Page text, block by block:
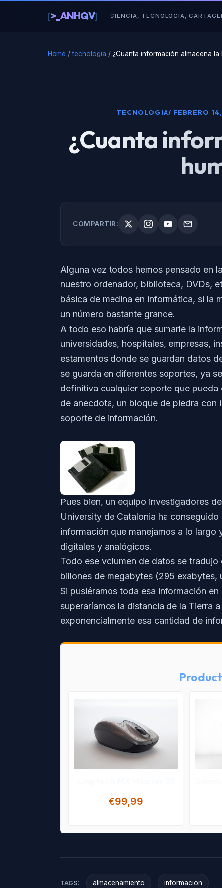
[>_ANHQV] CIENCIA, TECNOLOGÍA,
Home / tecnologia / ¿Cuanta información almacena la
TECNOLOGIA/ FEBRERO
¿Cuanta
COMPARTIR:
Alguna vez todos hemos pensado en
nuestro ordenador, biblioteca, DVDs,
básica de medina en informática, si la
un número bastante grande.
A todo eso habría que sumarle la
universidades, hospitales, empresas,
estamentos donde se guardan datos
se guarda en diferentes soportes, ya
definitiva cualquier soporte que
de anecdota, un bloque de piedra con
soporte de información.
Pues bien, un equipo investigadores
University de Catalonia ha
información que manejamos a lo
digitales y analógicos.
Todo ese volumen de datos se
billones de megabytes (295 exabytes,
Si pusiéramos toda esa información
superaríamos la distancia de la Tierra
exponencialmente esa cantidad de
€99,99
TAGS: almacenamiento informacion